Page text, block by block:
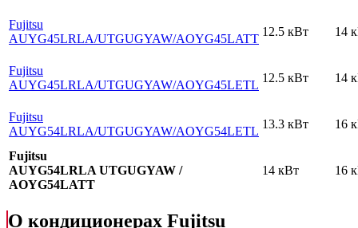
Fujitsu
AUYG45LRLA/UTGUGYAW/AOYG45LATT
12.5 кВт 14
Fujitsu
AUYG45LRLA/UTGUGYAW/AOYG45LETL
12.5 кВт 14
Fujitsu
AUYG54LRLA/UTGUGYAW/AOYG54LETL
13.3 кВт 16
Fujitsu
AUYG54LRLA UTGUGYAW /
AOYG54LATT
14 кВт 16
О кондиционерах Fujitsu